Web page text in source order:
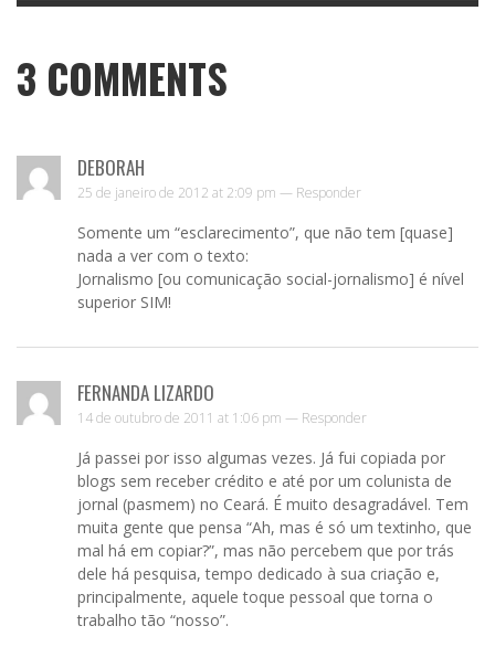
3 COMMENTS
DEBORAH
25 de janeiro de 2012 at 2:09 pm — Responder
Somente um “esclarecimento”, que não tem [quase]
nada a ver com o texto:
Jornalismo [ou comunicação social-jornalismo] é nível
superior SIM!
FERNANDA LIZARDO
14 de outubro de 2011 at 1:06 pm — Responder
Já passei por isso algumas vezes. Já fui copiada por
blogs sem receber crédito e até por um colunista de
jornal (pasmem) no Ceará. É muito desagradável. Tem
muita gente que pensa “Ah, mas é só um textinho, que
mal há em copiar?”, mas não percebem que por trás
dele há pesquisa, tempo dedicado à sua criação e,
principalmente, aquele toque pessoal que torna o
trabalho tão “nosso”.